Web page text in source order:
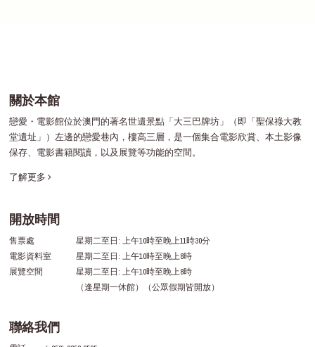
關於本館
戀愛・電影館位於澳門的著名世遺景點「大三巴牌坊」（即「聖保祿大教
堂遺址」）左邊的戀愛巷內，樓高三層，是一個集合電影欣賞、本土影像
保存、電影書籍閱讀，以及展覽等功能的空間。
了解更多
開放時間
售票處
星期二至日: 上午10時至晚上11時30分
電影資料室
星期二至日: 上午10時至晚上8時
展覽空間
星期二至日: 上午10時至晚上8時
（逢星期一休館）（公眾假期皆開放）
聯絡我們